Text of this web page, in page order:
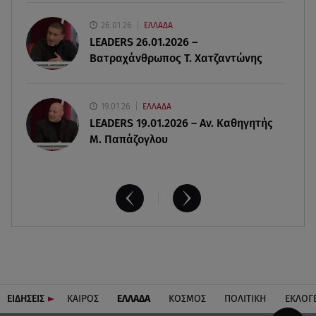
πολυκατοικίας26.01.26 ΕΛΛΑΔΑ
LEADERS 26.01.2026 –
Βατραχάνθρωπος Τ. Χατζαντώνης
19.01.26 ΕΛΛΑΔΑ
LEADERS 19.01.2026 – Αν. Καθηγητής
Μ. Παπάζογλου
ΕΙΔΗΣΕΙΣ ΚΑΙΡΟΣ ΕΛΛΑΔΑ ΚΟΣΜΟΣ ΠΟΛΙΤΙΚΗ